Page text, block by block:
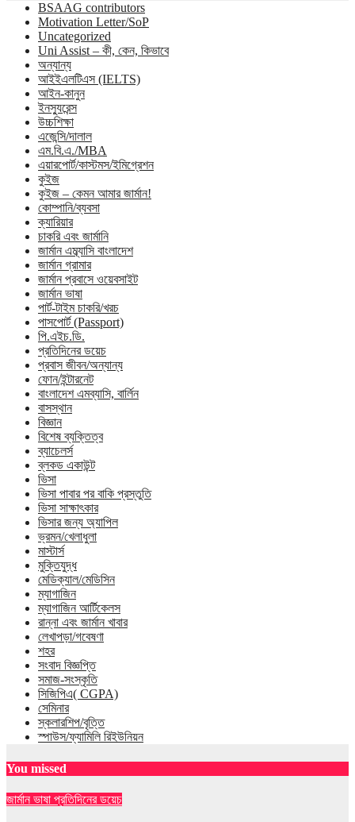
BSAAG contributors
Motivation Letter/SoP
Uncategorized
Uni Assist – কী, কেন, কিভাবে
অন্যান্য
আইইএলটিএস (IELTS)
আইন-কানুন
ইনস্যুরেন্স
উচ্চশিক্ষা
এজেন্সি/দালাল
এম.বি.এ./MBA
এয়ারপোর্ট/কাস্টমস/ইমিগ্রেশন
কুইজ
কুইজ – কেমন আমার জার্মান!
কোম্পানি/ব্যবসা
ক্যারিয়ার
চাকরি এবং জার্মানি
জার্মান এম্ব্যাসি বাংলাদেশ
জার্মান গ্রামার
জার্মান প্রবাসে ওয়েবসাইট
জার্মান ভাষা
পার্ট-টাইম চাকরি/খরচ
পাসপোর্ট (Passport)
পি.এইচ.ডি.
প্রতিদিনের ডয়েচ
প্রবাস জীবন/অন্যান্য
ফোন/ইন্টারনেট
বাংলাদেশ এমব্যাসি, বার্লিন
বাসস্থান
বিজ্ঞান
বিশেষ ব্যক্তিত্ব
ব্যাচেলর্স
ব্লকড একাউন্ট
ভিসা
ভিসা পাবার পর বাকি প্রস্তুতি
ভিসা সাক্ষাৎকার
ভিসার জন্য অ্যাপিল
ভ্রমন/খেলাধুলা
মাস্টার্স
মুক্তিযুদ্ধ
মেডিক্যাল/মেডিসিন
ম্যাগাজিন
ম্যাগাজিন আর্টিকেলস
রান্না এবং জার্মান খাবার
লেখাপড়া/গবেষণা
শহর
সংবাদ বিজ্ঞপ্তি
সমাজ-সংস্কৃতি
সিজিপিএ( CGPA)
সেমিনার
স্কলারশিপ/বৃত্তি
স্পাউস/ফ্যামিলি রিইউনিয়ন
You missed
জার্মান ভাষা প্রতিদিনের ডয়েচ